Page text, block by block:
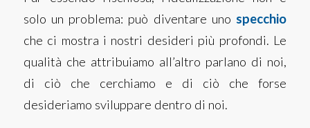
solo un problema: può diventare uno specchio
che ci mostra i nostri desideri più profondi. Le
qualità che attribuiamo all’altro parlano di noi,
di ciò che cerchiamo e di ciò che forse
desideriamo sviluppare dentro di noi.